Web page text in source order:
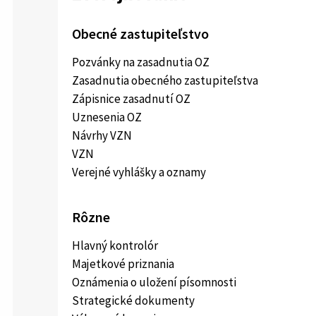
Obecné zastupiteľstvo
Pozvánky na zasadnutia OZ
Zasadnutia obecného zastupiteľstva
Zápisnice zasadnutí OZ
Uznesenia OZ
Návrhy VZN
VZN
Verejné vyhlášky a oznamy
Rôzne
Hlavný kontrolór
Majetkové priznania
Oznámenia o uložení písomnosti
Strategické dokumenty